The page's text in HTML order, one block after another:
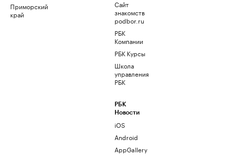
Приморский
край
Сайт
знакомств
podbor.ru
РБК
Компании
РБК Курсы
Школа
управления
РБК
РБК
Новости
iOS
Android
AppGallery